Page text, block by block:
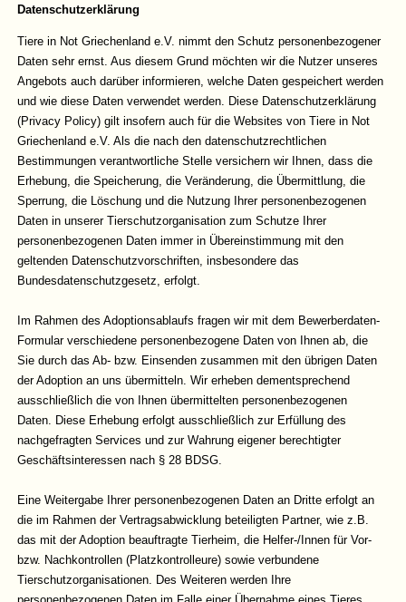
Datenschutzerklärung
Tiere in Not Griechenland e.V. nimmt den Schutz personenbezogener
Daten sehr ernst. Aus diesem Grund möchten wir die Nutzer unseres
Angebots auch darüber informieren, welche Daten gespeichert werden
und wie diese Daten verwendet werden. Diese Datenschutzerklärung
(Privacy Policy) gilt insofern auch für die Websites von Tiere in Not
Griechenland e.V. Als die nach den datenschutzrechtlichen
Bestimmungen verantwortliche Stelle versichern wir Ihnen, dass die
Erhebung, die Speicherung, die Veränderung, die Übermittlung, die
Sperrung, die Löschung und die Nutzung Ihrer personenbezogenen
Daten in unserer Tierschutzorganisation zum Schutze Ihrer
personenbezogenen Daten immer in Übereinstimmung mit den
geltenden Datenschutzvorschriften, insbesondere das
Bundesdatenschutzgesetz, erfolgt.
Im Rahmen des Adoptionsablaufs fragen wir mit dem Bewerberdaten-
Formular verschiedene personenbezogene Daten von Ihnen ab, die
Sie durch das Ab- bzw. Einsenden zusammen mit den übrigen Daten
der Adoption an uns übermitteln. Wir erheben dementsprechend
ausschließlich die von Ihnen übermittelten personenbezogenen
Daten. Diese Erhebung erfolgt ausschließlich zur Erfüllung des
nachgefragten Services und zur Wahrung eigener berechtigter
Geschäftsinteressen nach § 28 BDSG.
Eine Weitergabe Ihrer personenbezogenen Daten an Dritte erfolgt an
die im Rahmen der Vertragsabwicklung beteiligten Partner, wie z.B.
das mit der Adoption beauftragte Tierheim, die Helfer-/Innen für Vor-
bzw. Nachkontrollen (Platzkontrolleure) sowie verbundene
Tierschutzorganisationen. Des Weiteren werden Ihre